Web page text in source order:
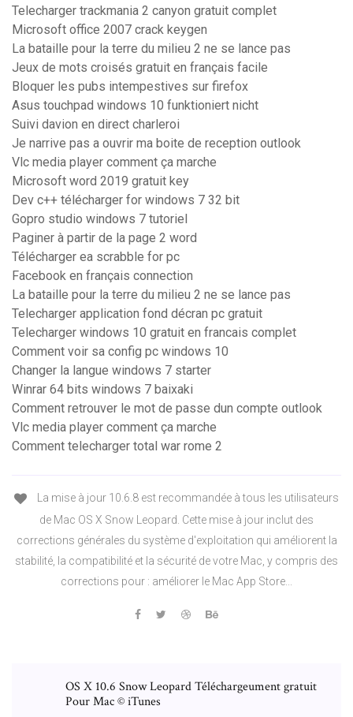
Telecharger trackmania 2 canyon gratuit complet
Microsoft office 2007 crack keygen
La bataille pour la terre du milieu 2 ne se lance pas
Jeux de mots croisés gratuit en français facile
Bloquer les pubs intempestives sur firefox
Asus touchpad windows 10 funktioniert nicht
Suivi davion en direct charleroi
Je narrive pas a ouvrir ma boite de reception outlook
Vlc media player comment ça marche
Microsoft word 2019 gratuit key
Dev c++ télécharger for windows 7 32 bit
Gopro studio windows 7 tutoriel
Paginer à partir de la page 2 word
Télécharger ea scrabble for pc
Facebook en français connection
La bataille pour la terre du milieu 2 ne se lance pas
Telecharger application fond décran pc gratuit
Telecharger windows 10 gratuit en francais complet
Comment voir sa config pc windows 10
Changer la langue windows 7 starter
Winrar 64 bits windows 7 baixaki
Comment retrouver le mot de passe dun compte outlook
Vlc media player comment ça marche
Comment telecharger total war rome 2
La mise à jour 10.6.8 est recommandée à tous les utilisateurs
de Mac OS X Snow Leopard. Cette mise à jour inclut des
corrections générales du système d'exploitation qui améliorent la
stabilité, la compatibilité et la sécurité de votre Mac, y compris des
corrections pour : améliorer le Mac App Store...
OS X 10.6 Snow Leopard Téléchargeument gratuit
Pour Mac © iTunes